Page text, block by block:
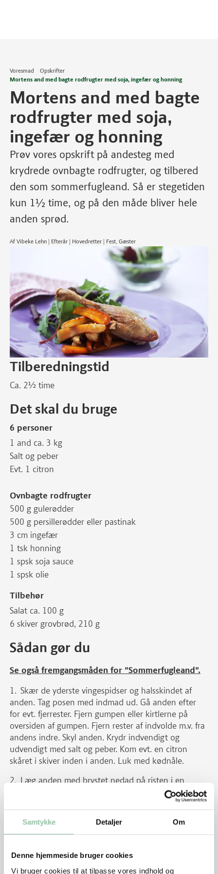
Samtykke Detaljer Om
Denne hjemmeside bruger cookies
Vi bruger cookies til at tilpasse vores indhold og
Voresmad
Opskrifter
Mortens and med bagte rodfrugter med soja, ingefær og honning
Mortens and med bagte
rodfrugter med soja,
ingefær og honning
Prøv vores opskrift på andesteg med
krydrede ovnbagte rodfrugter, og tilbered
den som sommerfugleand. Så er stegetiden
kun 1½ time, og på den måde bliver hele
anden sprød.
Af Vibeke Lehn | Efterår | Hovedretter | Fest, Gæster
Tilberedningstid
Ca. 2½ time
Det skal du bruge
6 personer
1 and ca. 3 kg
Salt og peber
Evt. 1 citron
Ovnbagte rodfrugter
500 g gulerødder
500 g persillerødder eller pastinak
3 cm ingefær
1 tsk honning
1 spsk soja sauce
1 spsk olie
Tilbehør
Salat ca. 100 g
6 skiver grovbrød, 210 g
Sådan gør du
Se også fremgangsmåden for "Sommerfugleand".
Skær de yderste vingespidser og halsskindet af
anden. Tag posen med indmad ud. Gå anden efter
for evt. fjerrester. Fjern gumpen eller kirtlerne på
oversiden af gumpen. Fjern rester af indvolde m.v. fra
andens indre. Skyl anden. Krydr indvendigt og
udvendigt med salt og peber. Kom evt. en citron
skåret i skiver inden i anden. Luk med kødnåle.
Læg anden med brystet nedad på risten i en
bradepande. Læg bagepapir på bagepladen. Sæt
anden i midten af en kold ovn. Tænd ovnen på 200
Skær gulerødder og persillerødder i tykke stave.
Bland marinaden af 1 spsk revet ingefær, honning,
soja og olie.